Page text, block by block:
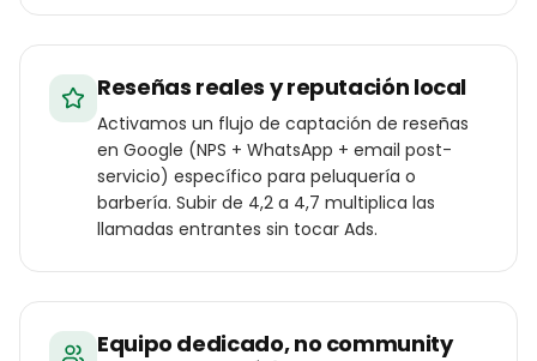
Reseñas reales y reputación local
Activamos un flujo de captación de reseñas
en Google (NPS + WhatsApp + email post-
servicio) específico para peluquería o
barbería. Subir de 4,2 a 4,7 multiplica las
llamadas entrantes sin tocar Ads.
Equipo dedicado, no community